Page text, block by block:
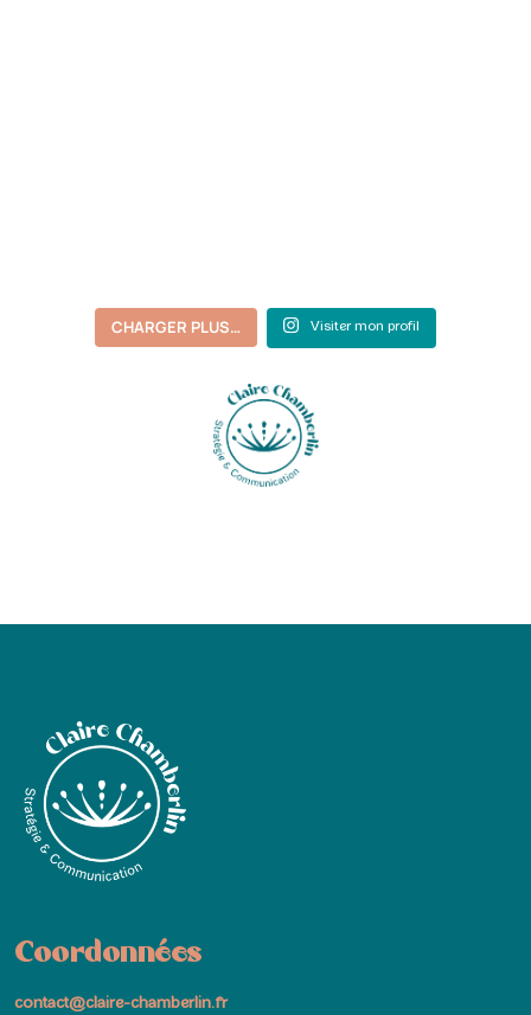
CHARGER PLUS… Visiter mon profil
Coordonnées
contact@claire-chamberlin.fr